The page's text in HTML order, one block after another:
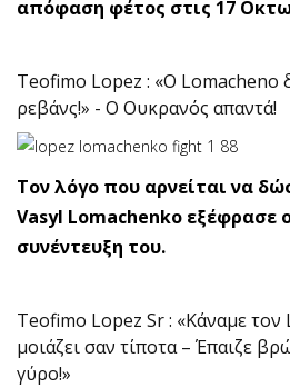
απόφαση φέτος στις 17
Teofimo Lopez : «Ο Lomacheno
ρεβάνς!» - Ο Ουκρανός απαντά!
Τον λόγο που αρνείται να
Vasyl Lomachenko εξέφρασε
συνέντευξη του.
Teofimo Lopez Sr : «Κάναμε
μοιάζει σαν τίποτα – Έπαιζε
γύρο!»